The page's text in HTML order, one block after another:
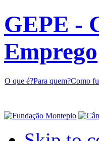
GEPE -
Emprego
O que é?Para quem?Como